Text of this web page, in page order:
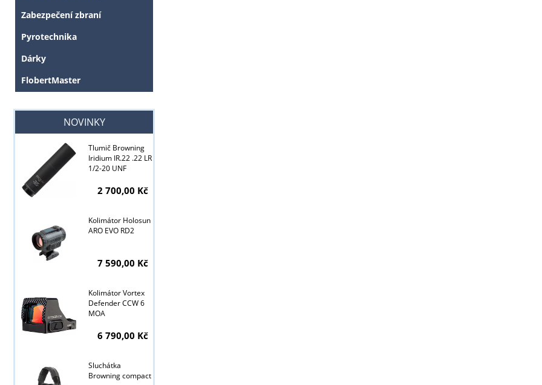
Zabezpečení zbraní
Pyrotechnika
Dárky
FlobertMaster
NOVINKY
Tlumič Browning
Iridium IR.22 .22 LR
1/2-20 UNF
2 700,00 Kč
Kolimátor Holosun
ARO EVO RD2
7 590,00 Kč
Kolimátor Vortex
Defender CCW 6
MOA
6 790,00 Kč
Sluchátka
Browning compact